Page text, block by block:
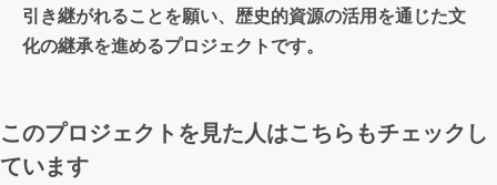
引き継がれることを願い、歴史的資源の活用を通じた文
化の継承を進めるプロジェクトです。
このプロジェクトを見た人はこちらもチェックし
ています